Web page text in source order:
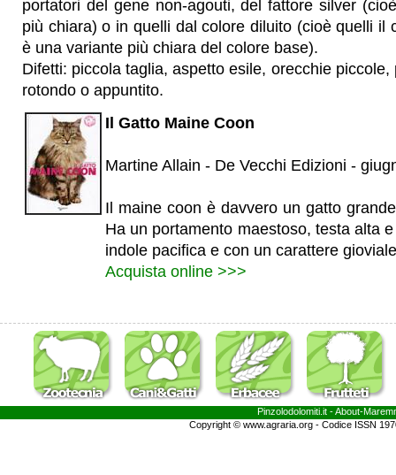
portatori del gene non-agouti, del fattore silver
più chiara) o in quelli dal colore diluito (cioè quelli il
è una variante più chiara del colore base).
Difetti: piccola taglia, aspetto esile, orecchie
rotondo o appuntito.
Il Gatto Maine Coon
Martine Allain - De Vecchi Edizioni -
Il maine coon è davvero un gatto
Ha un portamento maestoso, testa alta
indole pacifica e con un carattere
Acquista online >>>
Pinzolodolomiti.it - About-
Copyright © www.agraria.org - Codice ISSN